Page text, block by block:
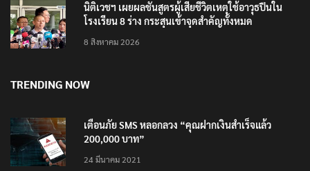
นิติเวชฯ เผยผลชันสูตรผู้เสียชีวิตเหตุใช้อาวุธปืนใน
โรงเรียน 8 ร่าง กระสุนเข้าจุดสำคัญทั้งหมด
8 สิงหาคม 2026
TRENDING NOW
เตือนภัย SMS หลอกลวง “คุณฝากเงินสำเร็จแล้ว
200,000 บาท”
24 มีนาคม 2021